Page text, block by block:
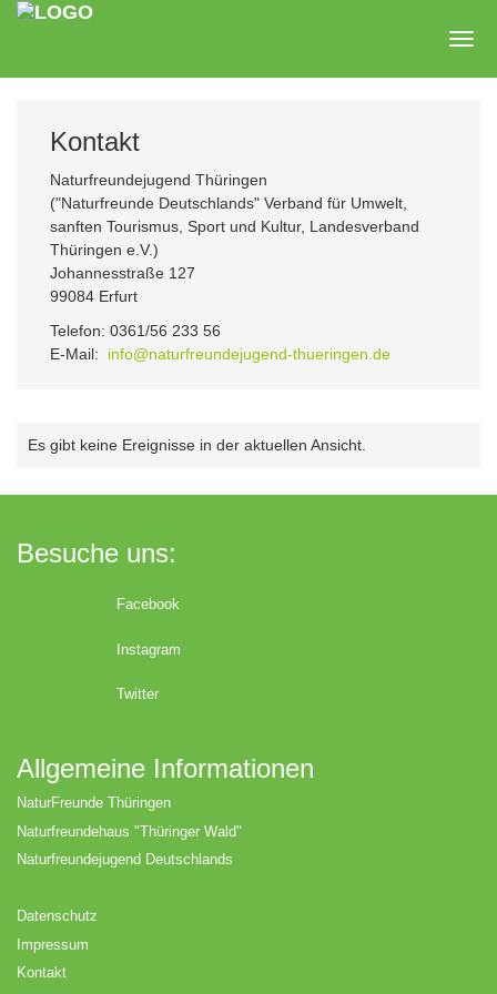
Zum
Kontakt
Naturfreundejugend Thüringen
("Naturfreunde Deutschlands" Verband für Umwelt,
sanften Tourismus, Sport und Kultur, Landesverband
Thüringen e.V.)
Johannesstraße 127
99084 Erfurt
Telefon: 0361/56 233 56
E-Mail: info@naturfreundejugend-thueringen.de
Es gibt keine Ereignisse in der aktuellen Ansicht.
Besuche uns:
Facebook
Instagram
Twitter
Allgemeine Informationen
NaturFreunde Thüringen
Naturfreundehaus "Thüringer Wald"
Naturfreundejugend Deutschlands
Datenschutz
Impressum
Kontakt